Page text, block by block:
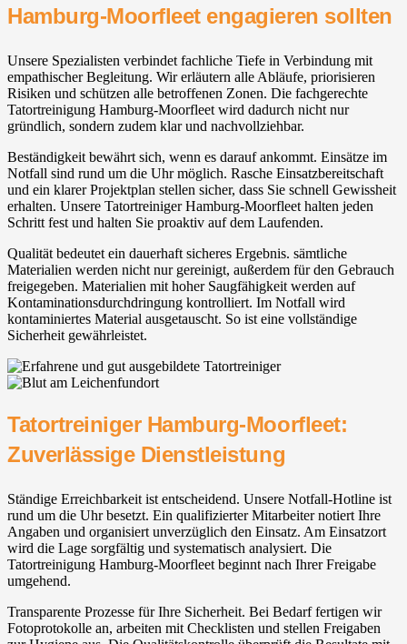
Hamburg-Moorfleet engagieren sollten
Unsere Spezialisten verbindet fachliche Tiefe in Verbindung mit
empathischer Begleitung. Wir erläutern alle Abläufe, priorisieren
Risiken und schützen alle betroffenen Zonen. Die fachgerechte
Tatortreinigung Hamburg-Moorfleet wird dadurch nicht nur
gründlich, sondern zudem klar und nachvollziehbar.
Beständigkeit bewährt sich, wenn es darauf ankommt. Einsätze im
Notfall sind rund um die Uhr möglich. Rasche Einsatzbereitschaft
und ein klarer Projektplan stellen sicher, dass Sie schnell Gewissheit
erhalten. Unsere Tatortreiniger Hamburg-Moorfleet halten jeden
Schritt fest und halten Sie proaktiv auf dem Laufenden.
Qualität bedeutet ein dauerhaft sicheres Ergebnis. sämtliche
Materialien werden nicht nur gereinigt, außerdem für den Gebrauch
freigegeben. Materialien mit hoher Saugfähigkeit werden auf
Kontaminationsdurchdringung kontrolliert. Im Notfall wird
kontaminiertes Material ausgetauscht. So ist eine vollständige
Sicherheit gewährleistet.
Tatortreiniger Hamburg-Moorfleet:
Zuverlässige Dienstleistung
Ständige Erreichbarkeit ist entscheidend. Unsere Notfall-Hotline ist
rund um die Uhr besetzt. Ein qualifizierter Mitarbeiter notiert Ihre
Angaben und organisiert unverzüglich den Einsatz. Am Einsatzort
wird die Lage sorgfältig und systematisch analysiert. Die
Tatortreinigung Hamburg-Moorfleet beginnt nach Ihrer Freigabe
umgehend.
Transparente Prozesse für Ihre Sicherheit. Bei Bedarf fertigen wir
Fotoprotokolle an, arbeiten mit Checklisten und stellen Freigaben